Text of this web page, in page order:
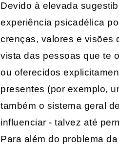
Devido à elevada
experiência psicadélica
crenças, valores e visões
vista das pessoas que te
ou oferecidos
presentes (por exemplo,
também o sistema geral
influenciar - talvez até
Para além do problema